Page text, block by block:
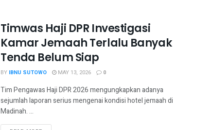
Timwas Haji DPR Investigasi
Kamar Jemaah Terlalu Banyak
Tenda Belum Siap
BY IBNU SUTOWO MAY 13, 2026 0
Tim Pengawas Haji DPR 2026 mengungkapkan adanya
sejumlah laporan serius mengenai kondisi hotel jemaah di
Madinah. ...